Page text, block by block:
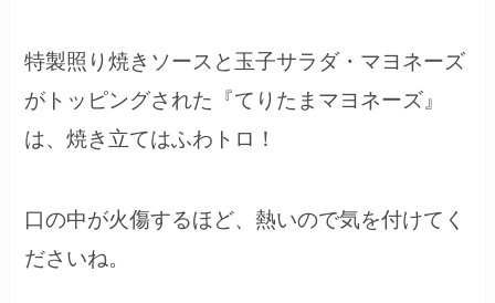
特製照り焼きソースと玉子サラダ・マヨネーズ
がトッピングされた『てりたまマヨネーズ』
は、焼き立てはふわトロ！
口の中が火傷するほど、熱いので気を付けてく
ださいね。